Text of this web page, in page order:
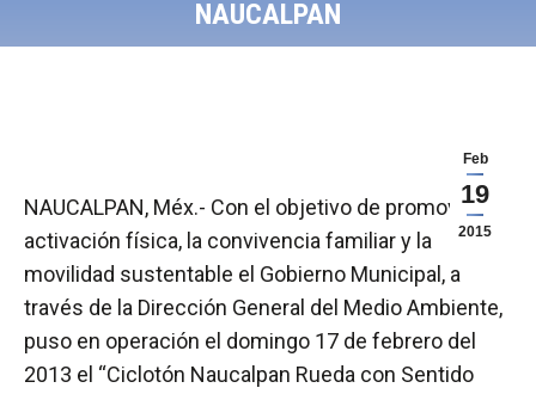
NAUCALPAN
Feb
19
2015
NAUCALPAN, Méx.- Con el objetivo de promover la
activación física, la convivencia familiar y la
movilidad sustentable el Gobierno Municipal, a
través de la Dirección General del Medio Ambiente,
puso en operación el domingo 17 de febrero del
2013 el “Ciclotón Naucalpan Rueda con Sentido